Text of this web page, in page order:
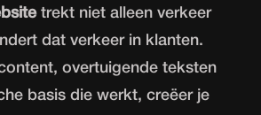
trekt niet alleen verkeer
dat verkeer in klanten.
overtuigende teksten
basis die werkt, creëer je